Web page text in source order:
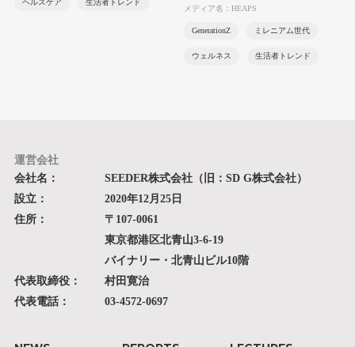
ヘルスケア 生活者トレンド
メディア名：HEAPS
GenerationZ ミレニアム世代
ウェルネス 生活者トレンド
運営会社
会社名：
SEEDER株式会社（旧：SD G株式会社）
設立：
2020年12月25日
住所：
〒107-0061
東京都港区北青山3-6-19
バイナリー・北青山ビル10階
代表取締役：
村田寛治
代表電話：
03-4572-0697